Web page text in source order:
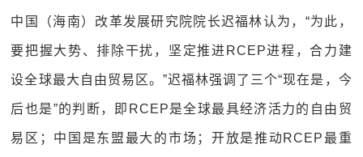
中国（海南）改革发展研究院院长迟福林认为，“为此，
要把握大势、排除干扰，坚定推进RCEP进程，合力建
设全球最大自由贸易区。”迟福林强调了三个“现在是，今
后也是”的判断，即RCEP是全球最具经济活力的自由贸
易区；中国是东盟最大的市场；开放是推动RCEP最重